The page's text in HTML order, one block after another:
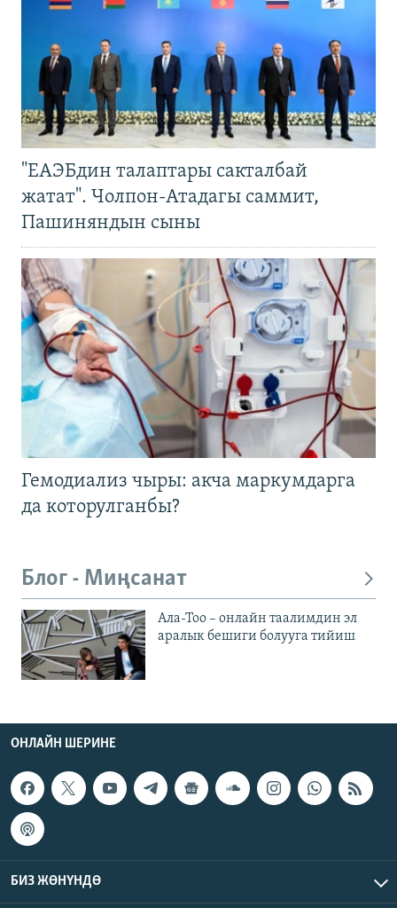
"ЕАЭБдин талаптары сакталбай
жатат". Чолпон-Атадагы саммит,
Пашиняндын сыны
Гемодиализ чыры: акча маркумдарга
да которулганбы?
Блог - Миңсанат
Ала-Тоо – онлайн таалимдин эл
аралык бешиги болууга тийиш
ОНЛАЙН ШЕРИНЕ
БИЗ ЖӨНҮНДӨ